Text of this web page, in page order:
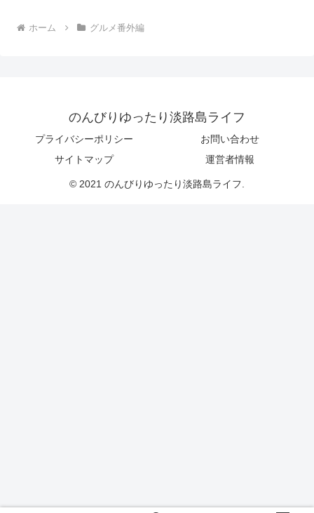
ホーム グルメ番外編
のんびりゆったり淡路島ライフ
プライバシーポリシー
お問い合わせ
サイトマップ
運営者情報
© 2021 のんびりゆったり淡路島ライフ.